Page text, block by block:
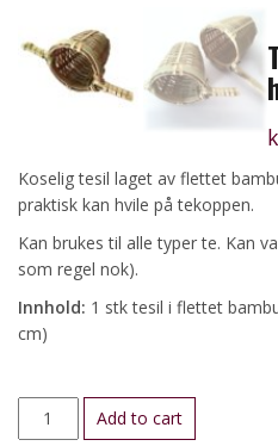
Koselig tesil laget av flettet
praktisk kan hvile på tekoppen.
Kan brukes til alle typer te. Kan
som regel nok).
Innhold: 1 stk tesil i flettet
cm)
Tesil
av
Add to cart